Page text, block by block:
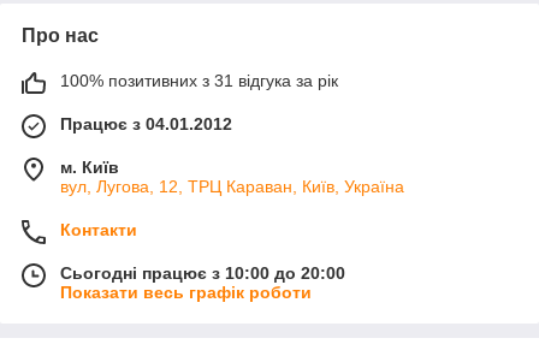
Про нас
100% позитивних з 31 відгука за рік
Працює з 04.01.2012
м. Київ
вул, Лугова, 12, ТРЦ Караван, Київ, Україна
Контакти
Сьогодні працює з 10:00 до 20:00
Показати весь графік роботи